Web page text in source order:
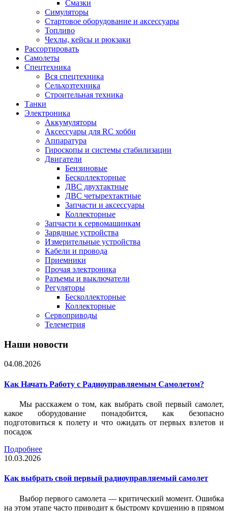
Смазки
Симуляторы
Стартовое оборудование и аксессуары
Топливо
Чехлы, кейсы и рюкзаки
Рассортировать
Самолеты
Спецтехника
Вся спецтехника
Сельхозтехника
Строительная техника
Танки
Электроника
Аккумуляторы
Аксессуары для RC хобби
Аппаратура
Гироскопы и системы стабилизации
Двигатели
Бензиновые
Бесколлекторные
ДВС двухтактные
ДВС четырехтактные
Запчасти и аксессуары
Коллекторные
Запчасти к сервомашинкам
Зарядные устройства
Измерительные устройства
Кабели и провода
Приемники
Прочая электроника
Разъемы и выключатели
Регуляторы
Бесколлекторные
Коллекторные
Сервоприводы
Телеметрия
Наши новости
04.08.2026
Как Начать Работу с Радиоуправляемым Самолетом?
Мы расскажем о том, как выбрать свой первый самолет,
какое оборудование понадобится, как безопасно
подготовиться к полету и что ожидать от первых взлетов и
посадок
Подробнее
10.03.2026
Как выбрать свой первый радиоуправляемый самолет
Выбор первого самолета — критический момент. Ошибка
на этом этапе часто приводит к быстрому крушению в прямом